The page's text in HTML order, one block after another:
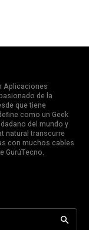
Aplicaciones
de la
que tiene
como un Geek
del mundo y
natural transcurre
con muchos cables
GurúTecno.